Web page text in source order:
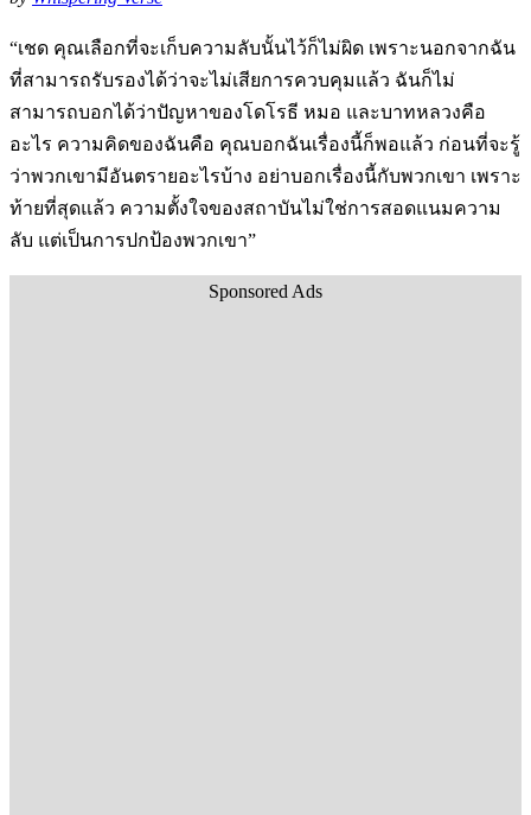
“เชด คุณเลือกที่จะเก็บความลับนั้นไว้ก็ไม่ผิด เพราะนอกจากฉัน
ที่สามารถรับรองได้ว่าจะไม่เสียการควบคุมแล้ว ฉันก็ไม่
สามารถบอกได้ว่าปัญหาของโดโรธี หมอ และบาทหลวงคือ
อะไร ความคิดของฉันคือ คุณบอกฉันเรื่องนี้ก็พอแล้ว ก่อนที่จะรู้
ว่าพวกเขามีอันตรายอะไรบ้าง อย่าบอกเรื่องนี้กับพวกเขา เพราะ
ท้ายที่สุดแล้ว ความตั้งใจของสถาบันไม่ใช่การสอดแนมความ
ลับ แต่เป็นการปกป้องพวกเขา”
Sponsored Ads